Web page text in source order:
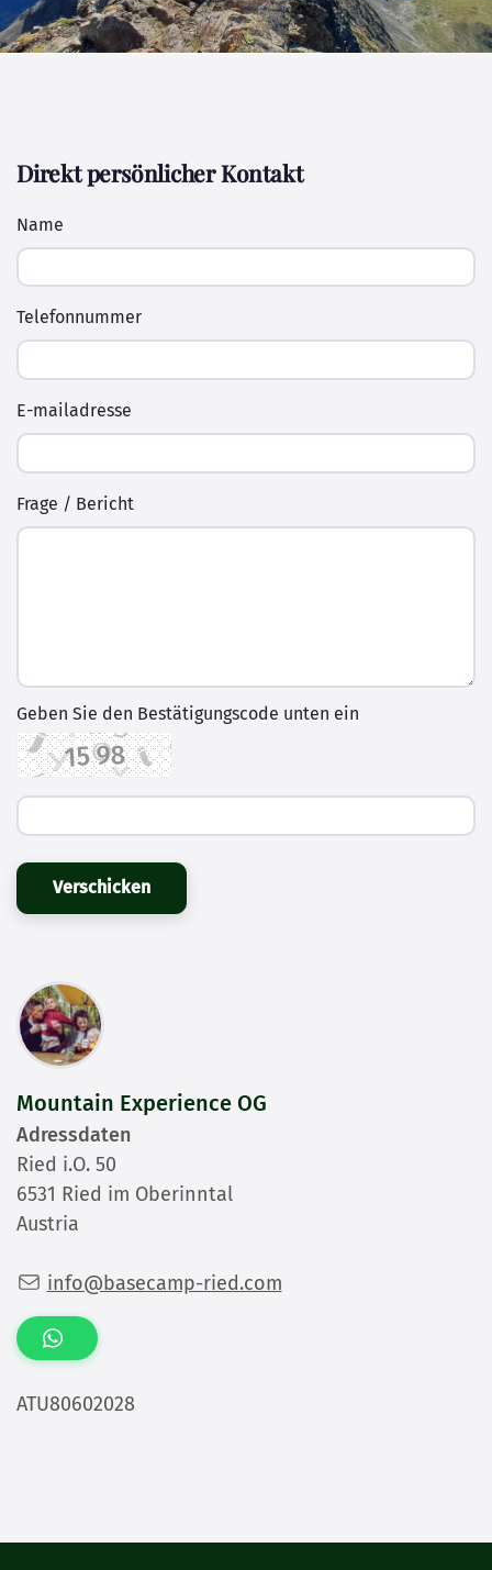
Direkt persönlicher Kontakt
Name
Telefonnummer
E-mailadresse
Frage / Bericht
Geben Sie den Bestätigungscode unten ein
Verschicken
Mountain Experience OG
Adressdaten
Ried i.O. 50
6531 Ried im Oberinntal
Austria
info@basecamp-ried.com
ATU80602028